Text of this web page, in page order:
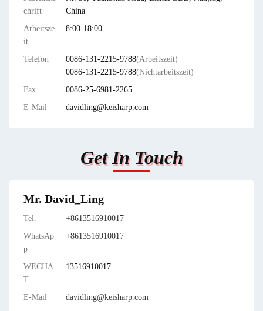
chrift
China
Arbeitsze
it
8:00-18:00
Telefon 0086-131-2215-9788(Arbeitszeit)
0086-131-2215-9788(Nichtarbeitszeit)
Fax
0086-25-6981-2265
E-Mail
davidling@keisharp.com
Get In Touch
Mr. David_Ling
Tel.
+8613516910017
WhatsAp
p
+8613516910017
WECHA
T
13516910017
E-Mail davidling@keisharp.com